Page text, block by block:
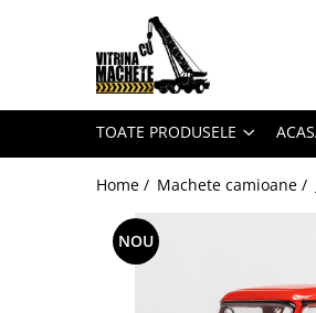
Toate Produsele
Machete utilaje pentru drumuri
Machete betoniere si pompe de
TOATE PRODUSELE
Home / Machete camioane /
NOU